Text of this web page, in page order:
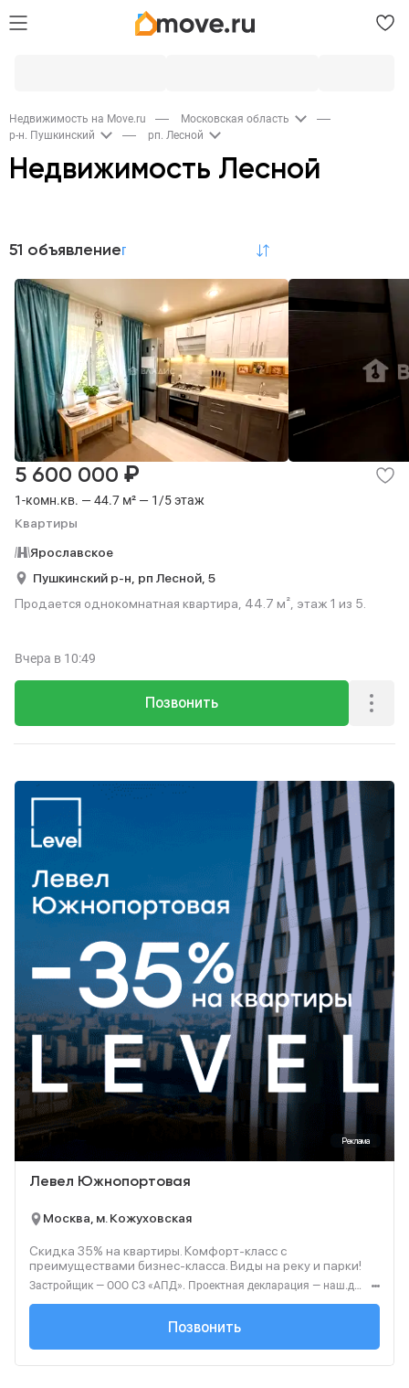
Недвижимость на Move.ru
Московская область
р-н. Пушкинский
рп. Лесной
Недвижимость Лесной
Участки 2 Новостройки
Квартиры в новостройках 8
Аренда
Квартиры 4
51 объявление
1-комн.кв. — 44.7 м² — 1/5 этаж
Квартиры
5 600 000 ₽
Ярославское
Пушкинский р-н, рп Лесной, 5
Продается однокомнатная квартира, 44.7 м², этаж 1 из 5.
Позвонить
Вчера в 10:49
Реклама
Левел Южнопортовая
Москва, м. Кожуховская
Скидка 35% на квартиры. Комфорт-класс с
преимуществами бизнес-класса. Виды на реку и парки!
Застройщик — ООО СЗ «АПД». Проектная декларация — наш.дом.рф. Акция до 28.02.2026. Не оферта. Подробности — Level.ru
+7 (495) 236-91-...
Позвонить